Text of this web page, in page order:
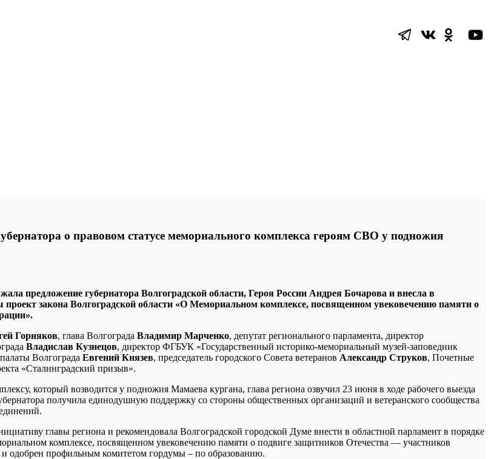
о правовом статусе мемориального комплекса героям СВО у подножия
предложение губернатора Волгоградской области, Героя России Андрея Бочарова и внесла в
закона Волгоградской области «О Мемориальном комплексе, посвященном увековечению памяти о
Горняков, глава Волгограда Владимир Марченко, депутат регионального парламента, директор
Владислав Кузнецов, директор ФГБУК «Государственный историко-мемориальный музей-заповедник
Волгограда Евгений Князев, председатель городского Совета ветеранов Александр Струков, Почетные
«Сталинградский призыв».
который возводится у подножия Мамаева кургана, глава региона озвучил 23 июня в ходе рабочего выезда
получила единодушную поддержку со стороны общественных организаций и ветеранского сообщества
главы региона и рекомендовала Волгоградской городской Думе внести в областной парламент в порядке
комплексе, посвященном увековечению памяти о подвиге защитников Отечества — участников
одобрен профильным комитетом гордумы – по образованию.